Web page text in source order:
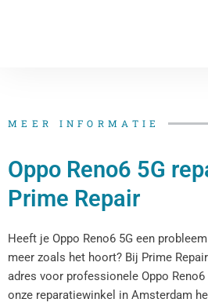
MEER INFORMATIE
Oppo Reno6 5G
Prime Repair
Heeft je Oppo Reno6 5G een
meer zoals het hoort? Bij Prime
adres voor professionele Oppo
onze reparatiewinkel in Amsterdam